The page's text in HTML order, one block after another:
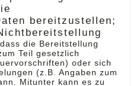
bereitzustellen;
die Bereitstellung
Teil gesetzlich
oder sich
(z.B. Angaben zum
Mitunter kann es zu